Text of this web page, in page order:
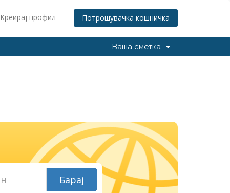
Креирај профил Потрошувачка кошничка
Ваша сметка
Барај